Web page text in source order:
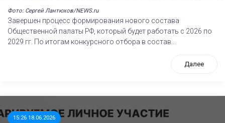
Фото: Сергей Лантюхов/NEWS.ru
Завершен процесс формирования нового состава
Общественной палаты РФ, который будет работать с 2026 по
2029 гг. По итогам конкурсного отбора в состав...
Далее
15:26 18.06.2026